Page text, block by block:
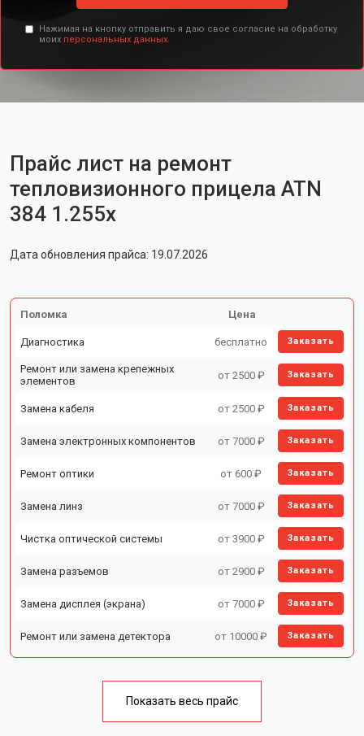
Нажимая на кнопку отправить я даю свое согласие на обработку
моих персональных данных.
Прайс лист на ремонт
тепловизионного прицела ATN
384 1.255x
Дата обновления прайса: 19.07.2026
Поломка Цена
Диагностика бесплатно Заказать
Ремонт или замена крепежных
элементов
от 2500 ₽ Заказать
Замена кабеля от 2500 ₽ Заказать
Замена электронных компонентов от 7000 ₽ Заказать
Ремонт оптики от 600 ₽ Заказать
Замена линз от 7000 ₽ Заказать
Чистка оптической системы от 3900 ₽ Заказать
Замена разъемов от 2900 ₽ Заказать
Замена дисплея (экрана) от 7000 ₽ Заказать
Ремонт или замена детектора от 10000 ₽ Заказать
Показать весь прайс